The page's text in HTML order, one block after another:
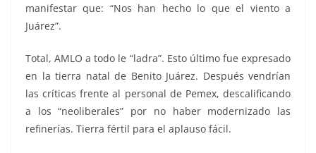
manifestar que: “Nos han hecho lo que el viento a
Juárez”.
Total, AMLO a todo le “ladra”. Esto último fue expresado
en la tierra natal de Benito Juárez. Después vendrían
las críticas frente al personal de Pemex, descalificando
a los “neoliberales” por no haber modernizado las
refinerías. Tierra fértil para el aplauso fácil.